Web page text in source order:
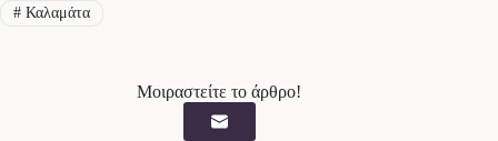
#Καλαμάτα
Μοιραστείτε το άρθρο!